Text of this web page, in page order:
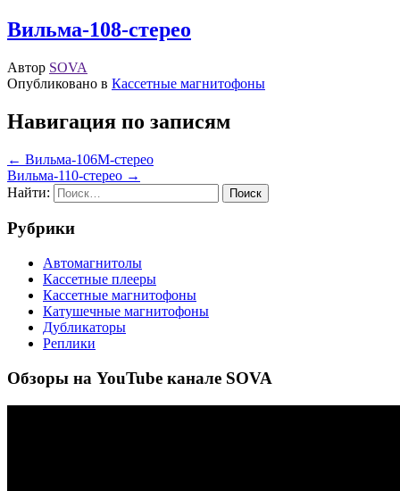
Вильма-108-стерео
Автор SOVA
Опубликовано в Кассетные магнитофоны
Навигация по записям
← Вильма-106М-стерео
Вильма-110-стерео →
Найти:
Рубрики
Автомагнитолы
Кассетные плееры
Кассетные магнитофоны
Катушечные магнитофоны
Дубликаторы
Реплики
Обзоры на YouTube канале SOVA